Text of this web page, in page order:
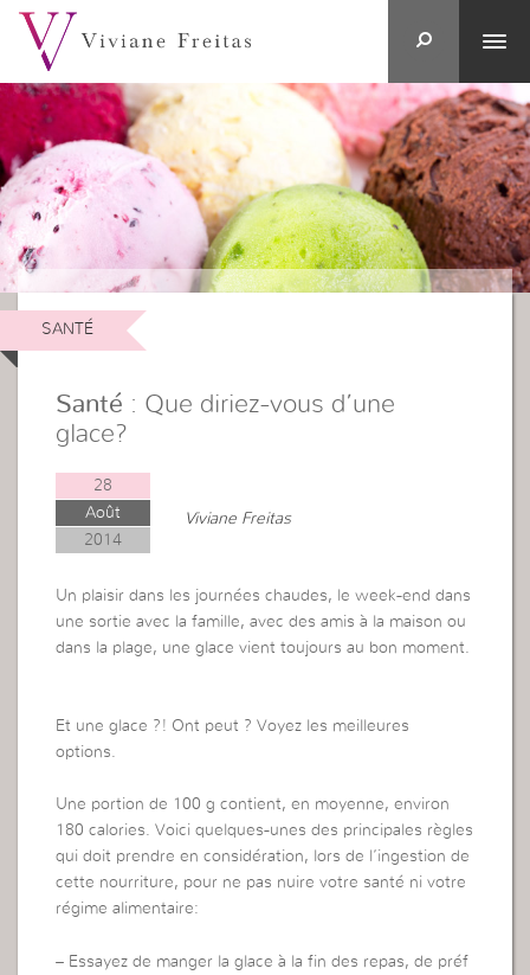
SANTÉ
Santé : Que diriez-vous d’une
glace?
28
Août
2014
Viviane Freitas
Un plaisir dans les journées chaudes, le week-end dans
une sortie avec la famille, avec des amis à la maison ou
dans la plage, une glace vient toujours au bon moment.
Et une glace ?! Ont peut ? Voyez les meilleures
options.
Une portion de 100 g contient, en moyenne, environ
180 calories. Voici quelques-unes des principales règles
qui doit prendre en considération, lors de l’ingestion de
cette nourriture, pour ne pas nuire votre santé ni votre
régime alimentaire:
– Essayez de manger la glace à la fin des repas, de préf